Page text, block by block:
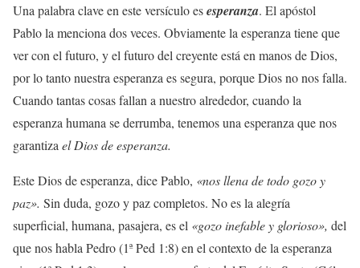
Una palabra clave en este versículo esesperanza. El apóstol
Pablo la menciona dos veces. Obviamente la esperanza tiene que
ver con el futuro, y el futuro del creyente está en manos de Dios,
por lo tanto nuestra esperanza es segura, porque Dios no nos falla.
Cuando tantas cosas fallan a nuestro alrededor, cuando la
esperanza humana se derrumba, tenemos una esperanza que nos
garantiza el Dios de esperanza.
Este Dios de esperanza, dice Pablo, «nos llena de todo gozo y
paz». Sin duda, gozo y paz completos. No es la alegría
superficial, humana, pasajera, es el «gozo inefable y glorioso», del
que nos habla Pedro (1ª Ped 1:8) en el contexto de la esperanza